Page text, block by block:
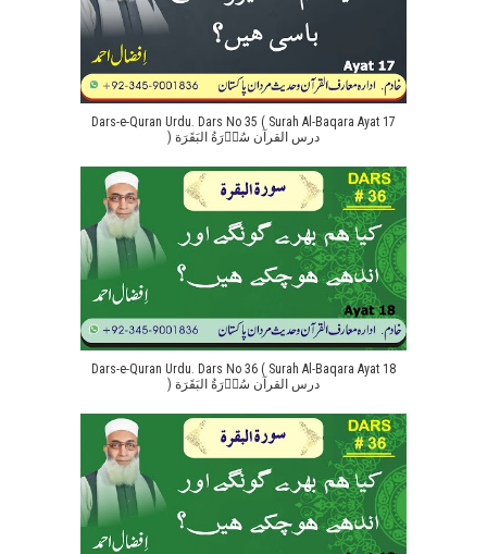
Dars-e-Quran Urdu. Dars No 35 ( Surah Al-Baqara Ayat 17
) درس القرآن سُوۡرَةُ البَقَرَة
Dars-e-Quran Urdu. Dars No 36 ( Surah Al-Baqara Ayat 18
) درس القرآن سُوۡرَةُ البَقَرَة